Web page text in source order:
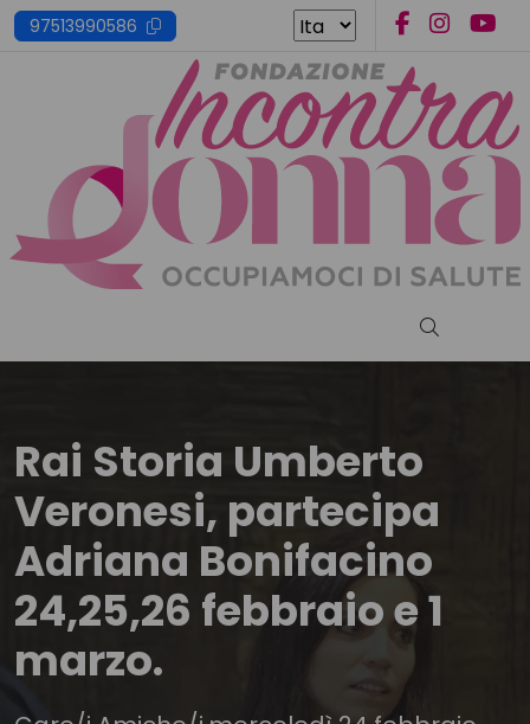
Skip
to
97513990586
Cerca nel
Rai Storia Umberto
Veronesi, partecipa
Adriana Bonifacino
24,25,26 febbraio e 1
marzo.